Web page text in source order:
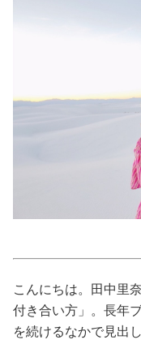
ココロ/カラ
占い
こんにちは。田中里
付き合い方」。長年
を続けるなかで見出